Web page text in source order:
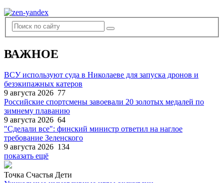
ВАЖНОЕ
ВСУ используют суда в Николаеве для запуска дронов и
безэкипажных катеров
9 августа 2026 77
Российские спортсмены завоевали 20 золотых медалей по
зимнему плаванию
9 августа 2026 64
"Сделали все": финский министр ответил на наглое
требование Зеленского
9 августа 2026 134
показать ещё
Точка Счастья Дети